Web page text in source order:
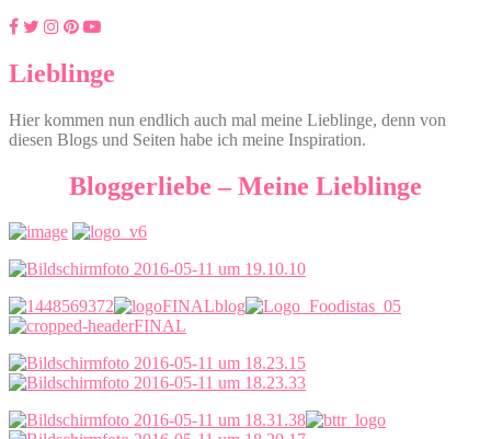
Lieblinge
Hier kommen nun endlich auch mal meine Lieblinge, denn von
diesen Blogs und Seiten habe ich meine Inspiration.
Bloggerliebe – Meine Lieblinge